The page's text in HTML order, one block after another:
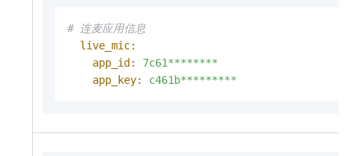
# 连麦应用信息
live_mic:
app_id:
7c61********
app_key:
c461b*********